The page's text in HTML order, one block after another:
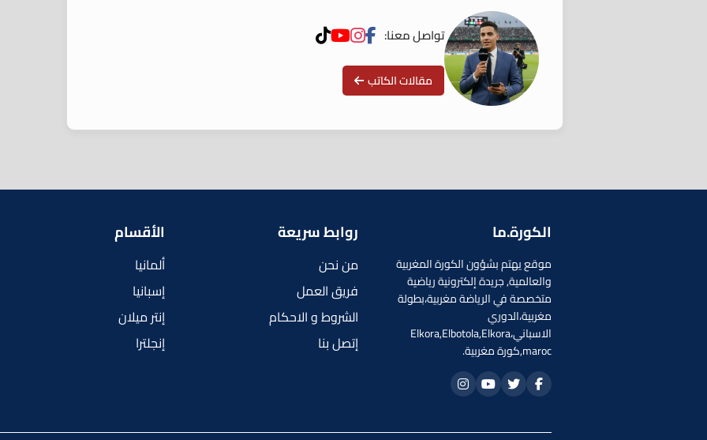
تواصل معنا:
مقالات الكاتب
الكورة.ما
موقع يهتم بشؤون الكورة المغربية
والعالمية, جريدة إلكترونية رياضية
متخصصة في الرياضة مغربية،بطولة
مغربية،الدوري
الاسباني،Elkora,Elbotola,Elkora
maroc,كورة مغربية.
روابط سريعة
من نحن
فريق العمل
الشروط و الاحكام
إتصل بنا
الأقسام
ألمانيا
إسبانيا
إنتر ميلان
إنجلترا